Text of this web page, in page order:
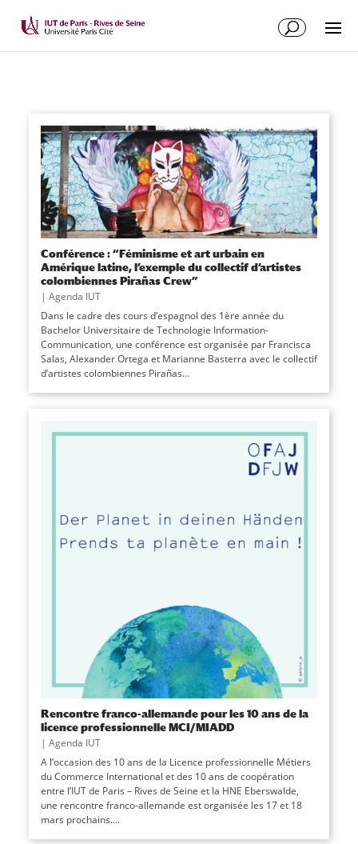
Conférence : “Féminisme et art urbain en
Amérique latine, l’exemple du collectif d’artistes
colombiennes Pirañas Crew”
| Agenda IUT
Dans le cadre des cours d’espagnol des 1ère année du
Bachelor Universitaire de Technologie Information-
Communication, une conférence est organisée par Francisca
Salas, Alexander Ortega et Marianne Basterra avec le collectif
d’artistes colombiennes Pirañas...
Rencontre franco-allemande pour les 10 ans de la
licence professionnelle MCI/MIADD
| Agenda IUT
A l’occasion des 10 ans de la Licence professionnelle Métiers
du Commerce International et des 10 ans de coopération
entre l’IUT de Paris – Rives de Seine et la HNE Eberswalde,
une rencontre franco-allemande est organisée les 17 et 18
mars prochains....